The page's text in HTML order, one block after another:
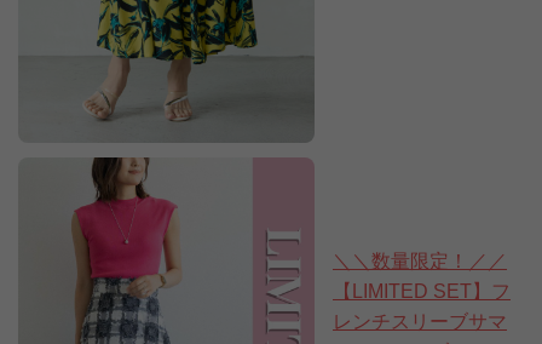
＼＼数量限定！／／
【LIMITED SET】フ
レンチスリーブサマ